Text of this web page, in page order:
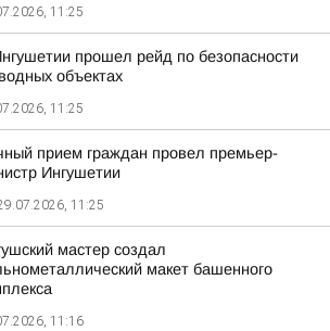
11:25
прошел рейд по безопасности
объектах
11:25
прием граждан провел премьер-
Ингушетии
11:25
мастер создал
макет башенного
11:16